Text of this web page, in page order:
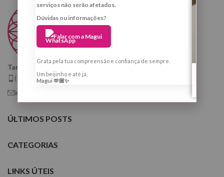
Taróloga, Cartomante e Quiróloga
(+351) 925 799 410
info@tarologamargaridafernandes.com
ÚLTIMOS POSTS
CATEGORIAS
LINKS ÚTEIS
serviços não serão afetados.
Dúvidas ou informações?
Falar com a Magui
Grata pela tua compreensão e confiança de sempre.
Um beijinho e até já,
Magui 🫶🏼✨